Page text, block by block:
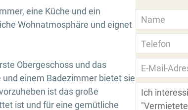
eine Küche und ein
Wohnatmosphäre und eignet
Obergeschoss und das
einem Badezimmer bietet sie
ist das große
ist und für eine gemütliche